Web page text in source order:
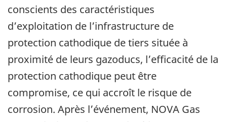
conscients des caractéristiques
d’exploitation de l’infrastructure de
protection cathodique de tiers située à
proximité de leurs gazoducs, l’efficacité de la
protection cathodique peut être
compromise, ce qui accroît le risque de
corrosion. Après l’événement, NOVA Gas